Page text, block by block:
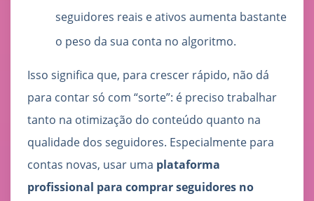
seguidores reais e ativos aumenta bastante
o peso da sua conta no algoritmo.
Isso significa que, para crescer rápido, não dá
para contar só com “sorte”: é preciso trabalhar
tanto na otimização do conteúdo quanto na
qualidade dos seguidores. Especialmente para
contas novas, usar uma plataforma
profissional para comprar seguidores no